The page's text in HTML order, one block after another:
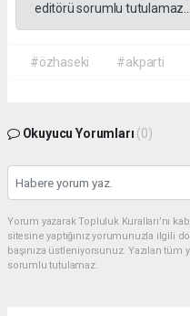
editörü sorumlu tutulamaz...
#özhaseki #akparti
Okuyucu Yorumları (0)
Yorum yazarak Topluluk Kuralları’nı
sitesine yaptığınız yorumunuzla ilgili
başınıza üstleniyorsunuz. Yazılan
sorumlu tutulamaz.